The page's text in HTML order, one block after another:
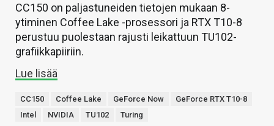
CC150 on paljastuneiden tietojen mukaan 8-
ytiminen Coffee Lake -prosessori ja RTX T10-8
perustuu puolestaan rajusti leikattuun TU102-
grafiikkapiiriin.
Lue lisää
CC150 Coffee Lake GeForce Now
GeForce RTX T10-8
Intel
NVIDIA TU102 Turing